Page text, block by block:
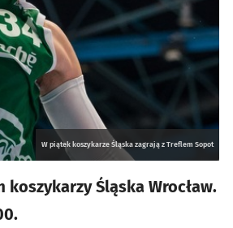
W piątek koszykarze Śląska zagrają z Treflem Sopot
Śląska Wrocław.